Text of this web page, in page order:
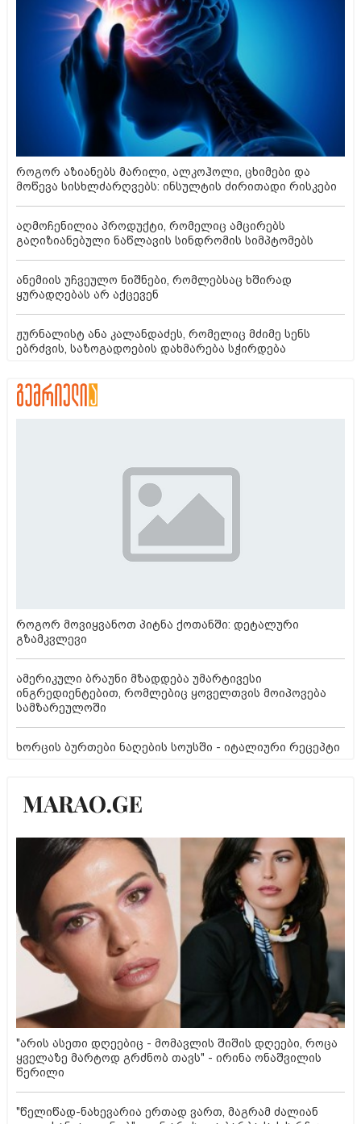
როგორ აზიანებს მარილი, ალკოჰოლი, ცხიმები და
მოწევა სისხლძარღვებს: ინსულტის ძირითადი რისკები
აღმოჩენილია პროდუქტი, რომელიც ამცირებს
გაღიზიანებული ნაწლავის სინდრომის სიმპტომებს
ანემიის უჩვეულო ნიშნები, რომლებსაც ხშირად
ყურადღებას არ აქცევენ
ჟურნალისტ ანა კალანდაძეს, რომელიც მძიმე სენს
ებრძვის, საზოგადოების დახმარება სჭირდება
როგორ მოვიყვანოთ პიტნა ქოთანში: დეტალური
გზამკვლევი
ამერიკული ბრაუნი მზადდება უმარტივესი
ინგრედიენტებით, რომლებიც ყოველთვის მოიპოვება
სამზარეულოში
ხორცის ბურთები ნაღების სოუსში - იტალიური რეცეპტი
"არის ასეთი დღეებიც - მომავლის შიშის დღეები, როცა
ყველაზე მარტოდ გრძნობ თავს" - ირინა ონაშვილის
წერილი
"წელიწად-ნახევარია ერთად ვართ, მაგრამ ძალიან